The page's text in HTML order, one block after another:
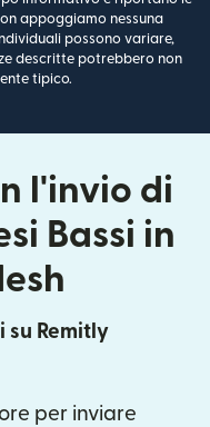
appoggiamo nessuna
possono variare,
descritte potrebbero non
tipico.
l'invio di
Bassi in
su Remitly
per inviare